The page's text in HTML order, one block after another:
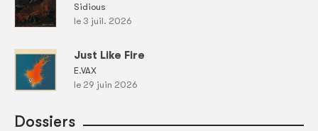
Sidious
le 3 juil. 2026
Just Like Fire
E.VAX
le 29 juin 2026
Dossiers